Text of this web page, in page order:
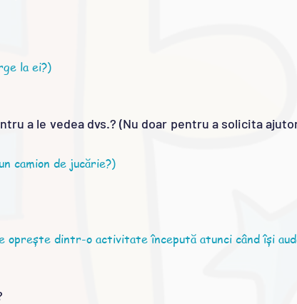
la ei?)
a le vedea dvs.? (Nu doar pentru a solicita
camion de jucărie?)
oprește dintr-o activitate începută atunci când își